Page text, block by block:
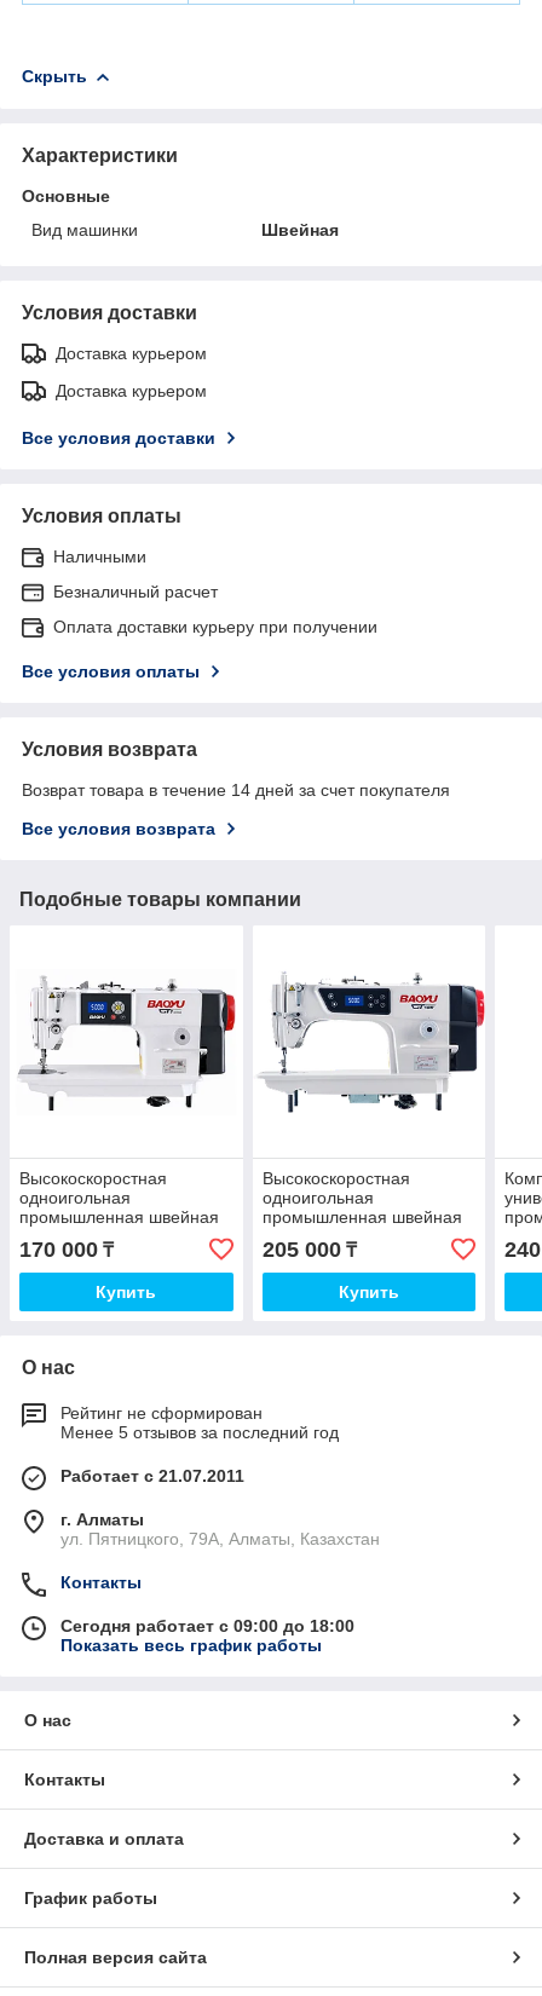
Скрыть
Характеристики
Основные
Вид машинки
Швейная
Условия доставки
Доставка курьером
Доставка курьером
Все условия доставки
Условия оплаты
Наличными
Безналичный расчет
Оплата доставки курьеру при получении
Все условия оплаты
Условия возврата
Возврат товара в течение 14 дней за счет покупателя
Все условия возврата
Подобные товары компании
Высокоскоростная
одноигольная
промышленная швейная
машина Baoyu GT-1DH
170 000 ₸
Купить
Высокоскоростная
одноигольная
промышленная швейная
машина Baoyu GT-188H
205 000₸
Купить
О нас
Рейтинг не сформирован
Менее 5 отзывов за последний год
Работает с 21.07.2011
г. Алматы
ул. Пятницкого, 79А, Алматы, Казахстан
Контакты
Сегодня работает с 09:00 до 18:00
Показать весь график работы
О нас
Контакты
Доставка и оплата
График работы
Полная версия сайта